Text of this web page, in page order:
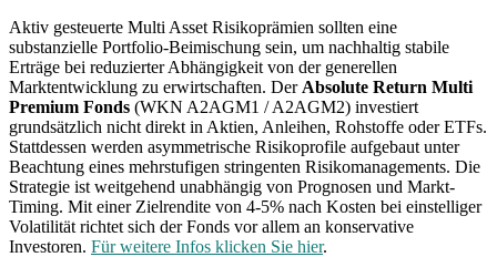
Aktiv gesteuerte Multi Asset Risikoprämien sollten eine
substanzielle Portfolio-Beimischung sein, um nachhaltig stabile
Erträge bei reduzierter Abhängigkeit von der generellen
Marktentwicklung zu erwirtschaften. Der Absolute Return Multi
Premium Fonds (WKN A2AGM1 / A2AGM2) investiert
grundsätzlich nicht direkt in Aktien, Anleihen, Rohstoffe oder ETFs.
Stattdessen werden asymmetrische Risikoprofile aufgebaut unter
Beachtung eines mehrstufigen stringenten Risikomanagements. Die
Strategie ist weitgehend unabhängig von Prognosen und Markt-
Timing. Mit einer Zielrendite von 4-5% nach Kosten bei einstelliger
Volatilität richtet sich der Fonds vor allem an konservative
Investoren. Für weitere Infos klicken Sie hier.